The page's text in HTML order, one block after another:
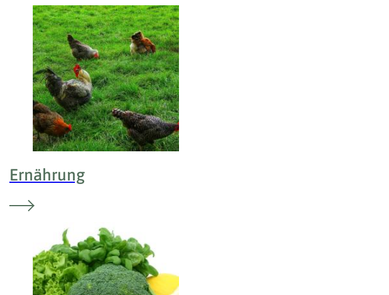
Ernährung